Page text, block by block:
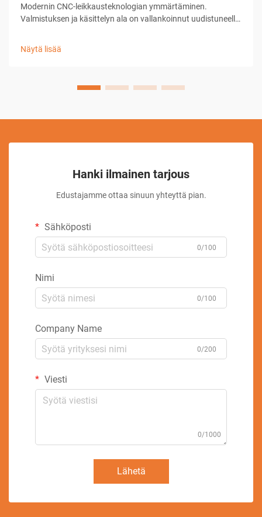
Modernin CNC-leikkausteknologian ymmärtäminen.
Valmistuksen ja käsittelyn ala on vallankoinnut uudistuneella
kehittyneet järjestelmät yhdistävät tietokoneen ...
Näytä lisää
Hanki ilmainen tarjous
Edustajamme ottaa sinuun yhteyttä pian.
Sähköposti
0/100
Nimi
0/100
Company Name
0/200
Viesti
0/1000
Lähetä